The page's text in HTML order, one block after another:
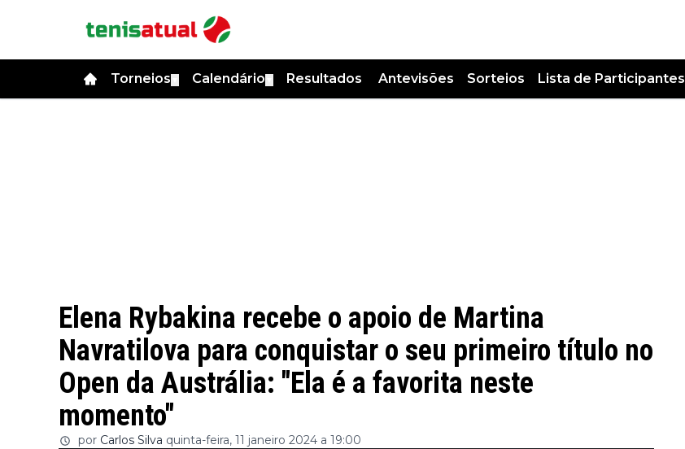
Torneios Calendário Resultados Antevisões Sorteios Lista de Participantes
Elena Rybakina recebe o apoio de Martina
Navratilova para conquistar o seu primeiro título no
Open da Austrália: "Ela é a favorita neste
momento"
por Carlos Silva quinta-feira, 11 janeiro 2024 a 19:00